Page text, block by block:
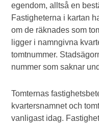
egendom, alltså en
Fastigheterna i kartan
om de räknades som
ligger i namngivna
tomtnummer.
nummer som saknar
Tomternas
kvartersnamnet och
vanligast idag.